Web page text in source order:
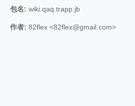
包名: wiki.qaq.trapp.jb
作者: 82flex <82flex@gmail.com>